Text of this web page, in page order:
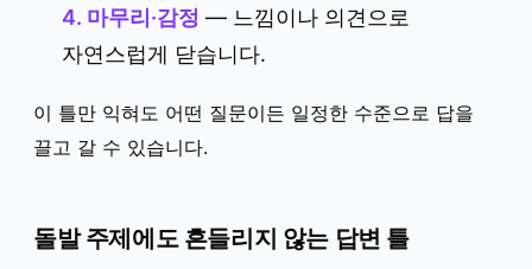
4. 마무리·감정 — 느낌이나 의견으로
자연스럽게 닫습니다.
이 틀만 익혀도 어떤 질문이든 일정한 수준으로 답을
끌고 갈 수 있습니다.
돌발 주제에도 흔들리지 않는 답변 틀